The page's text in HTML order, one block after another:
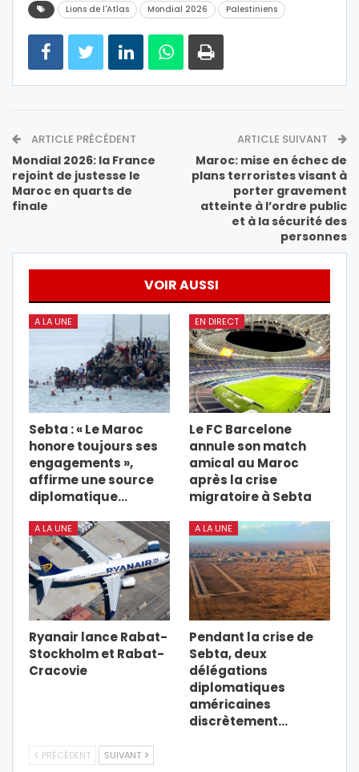
Lions de l'Atlas Mondial 2026 Palestiniens
ARTICLE PRÉCÉDENT
Mondial 2026: la France
rejoint de justesse le
Maroc en quarts de
finale
ARTICLE SUIVANT
Maroc: mise en échec de
plans terroristes visant à
porter gravement
atteinte à l’ordre public
et à la sécurité des
personnes
VOIR AUSSI
A LA UNE
Sebta : « Le Maroc
honore toujours ses
engagements »,
affirme une source
diplomatique…
EN DIRECT
Le FC Barcelone
annule son match
amical au Maroc
après la crise
migratoire à Sebta
A LA UNE
Ryanair lance Rabat-
Stockholm et Rabat-
Cracovie
A LA UNE
Pendant la crise de
Sebta, deux
délégations
diplomatiques
américaines
discrètement…
PRÉCÉDENT SUIVANT